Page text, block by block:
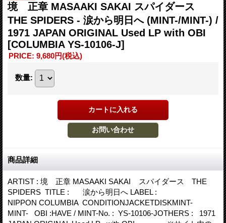
境 正章 MASAAKI SAKAI スパイダース
THE SPIDERS - 涙から明日へ (MINT-/MINT-) /
1971 JAPAN ORIGINAL Used LP with OBI
[COLUMBIA YS-10106-J]
PRICE: 9,680円(税込)
数量:
商品詳細
ARTIST : 境 正章 MASAAKI SAKAI スパイダース THE
SPIDERS TITLE : 涙から明日へ LABEL :
NIPPON COLUMBIA CONDITIONJACKETDISKMINT-
MINT- OBI :HAVE / MINT-No. : YS-10106-JOTHERS : 1971